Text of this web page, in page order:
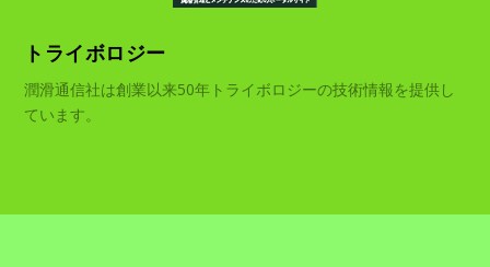
トライボロジー
潤滑通信社は創業以来50年トライボロジーの技術情報を提供し
ています。